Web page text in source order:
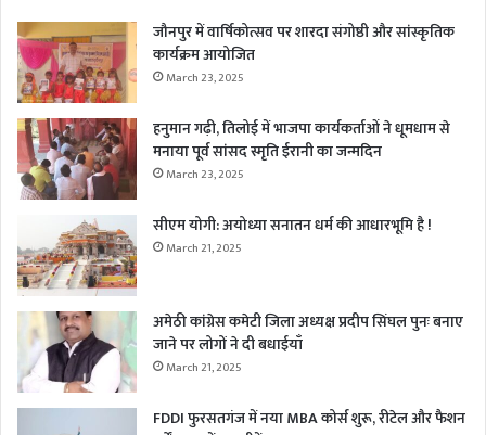
जौनपुर में वार्षिकोत्सव पर शारदा संगोष्ठी और सांस्कृतिक
कार्यक्रम आयोजित
March 23, 2025
हनुमान गढ़ी, तिलोई में भाजपा कार्यकर्ताओं ने धूमधाम से
मनाया पूर्व सांसद स्मृति ईरानी का जन्मदिन
March 23, 2025
सीएम योगी: अयोध्या सनातन धर्म की आधारभूमि है !
March 21, 2025
अमेठी कांग्रेस कमेटी जिला अध्यक्ष प्रदीप सिंघल पुनः बनाए
जाने पर लोगों ने दी बधाईयाँ
March 21, 2025
FDDI फुरसतगंज में नया MBA कोर्स शुरू, रीटेल और फैशन